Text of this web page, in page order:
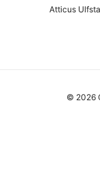
Atticus
© 2026